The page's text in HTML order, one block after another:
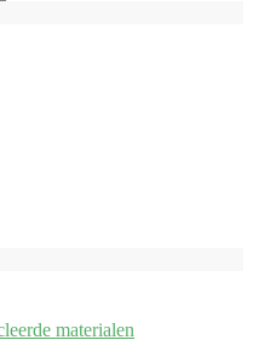
materialen